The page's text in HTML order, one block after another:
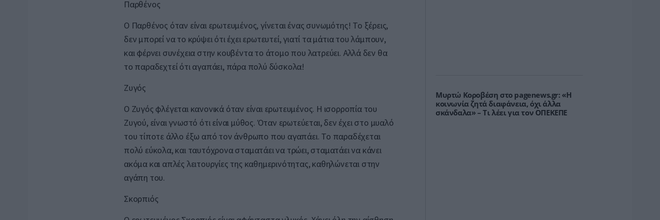
Παρθένος
Ο Παρθένος όταν είναι ερωτευμένος, γίνεται ένας συνωμότης! Το ξέρεις,
δεν μπορεί να το κρύψει ότι έχει ερωτευτεί, γιατί τα μάτια του λάμπουν,
και φέρνει συνέχεια στην κουβέντα το άτομο που λατρεύει. Αλλά δεν θα
το παραδεχτεί ότι αγαπάει, πάρα πολύ δύσκολα!
Ζυγός
Ο Ζυγός φλέγεται κανονικά όταν είναι ερωτευμένος. Η ισορροπία του
Ζυγού, είναι γνωστό ότι είναι μύθος. Όταν ερωτεύεται, δεν έχει στο μυαλό
του τίποτε άλλο έξω από τον άνθρωπο που αγαπάει. Το παραδέχεται
πολύ εύκολα, και ταυτόχρονα σταματάει να τρώει, σταματάει να κάνει
ακόμα και απλές λειτουργίες της καθημερινότητας, καθηλώνεται στην
αγάπη του.
Σκορπιός
Μυρτώ Κοροβέση στο pagenews.gr: «Η
κοινωνία ζητά διαφάνεια, όχι άλλα
σκάνδαλα» – Τι λέει για τον ΟΠΕΚΕΠΕ